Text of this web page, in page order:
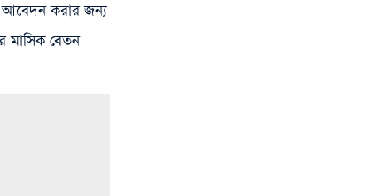
করার জন্য
মাসিক বেতন